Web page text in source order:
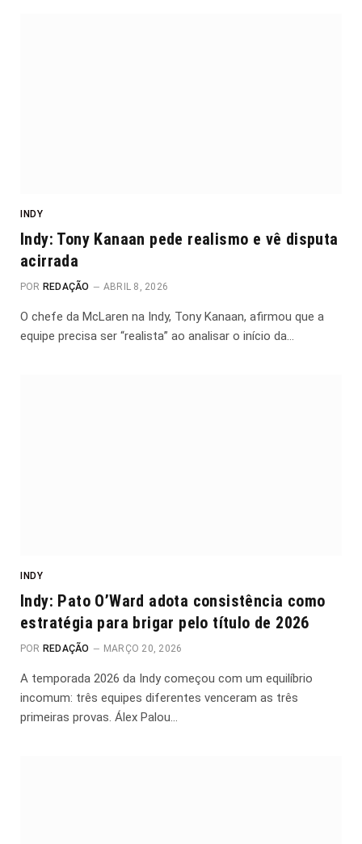
INDY
Indy: Tony Kanaan pede realismo e vê disputa
acirrada
POR REDAÇÃO ABRIL 8, 2026
O chefe da McLaren na Indy, Tony Kanaan, afirmou que a
equipe precisa ser “realista” ao analisar o início da…
INDY
Indy: Pato O’Ward adota consistência como
estratégia para brigar pelo título de 2026
POR REDAÇÃO MARÇO 20, 2026
A temporada 2026 da Indy começou com um equilíbrio
incomum: três equipes diferentes venceram as três
primeiras provas. Álex Palou…